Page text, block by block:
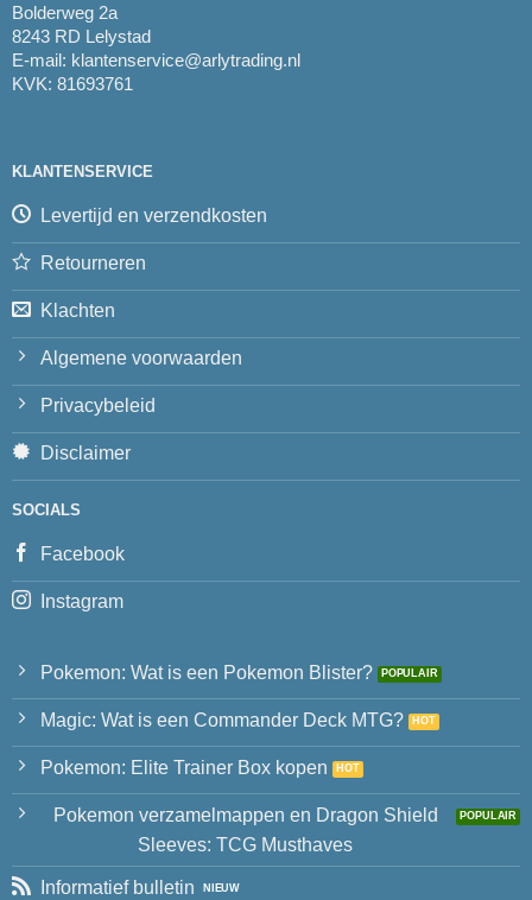
Bolderweg 2a
8243 RD Lelystad
E-mail: klantenservice@arlytrading.nl
KVK: 81693761
KLANTENSERVICE
Levertijd en verzendkosten
Retourneren
Klachten
Algemene voorwaarden
Privacybeleid
Disclaimer
SOCIALS
Facebook
Instagram
Pokemon: Wat is een Pokemon Blister?
Magic: Wat is een Commander Deck MTG?
Pokemon: Elite Trainer Box kopen
Pokemon verzamelmappen en Dragon Shield
Sleeves: TCG Musthaves
Informatief bulletin